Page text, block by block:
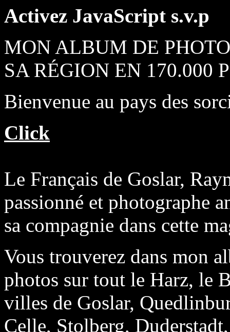
Activez JavaScript s.v.p
MON ALBUM DE
SA RÉGION EN 170.000
Bienvenue au pays des
Click
Le Français de Goslar,
passionné et photographe
sa compagnie dans cette
Vous trouverez dans mon
photos sur tout le Harz, le
villes de Goslar,
Celle, Stolberg,